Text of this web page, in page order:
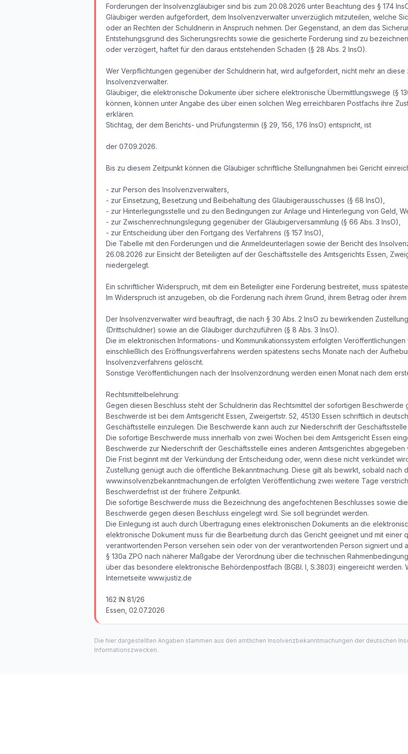
Forderungen der Insolvenzgläubiger sind bis zum 20.08.2026 unter Beachtung des § 174
Gläubiger werden aufgefordert, dem Insolvenzverwalter unverzüglich mitzuteilen, welche
oder an Rechten der Schuldnerin in Anspruch nehmen. Der Gegenstand, an dem das
Entstehungsgrund des Sicherungsrechts sowie die gesicherte Forderung sind zu
oder verzögert, haftet für den daraus entstehenden Schaden (§ 28 Abs. 2 InsO).
Wer Verpflichtungen gegenüber der Schuldnerin hat, wird aufgefordert, nicht mehr an
Insolvenzverwalter.
Gläubiger, die elektronische Dokumente über sichere elektronische Übermittlungswege (§
können, können unter Angabe des über einen solchen Weg erreichbaren Postfachs ihre
erklären.
Stichtag, der dem Berichts- und Prüfungstermin (§ 29, 156, 176 InsO) entspricht, ist
der 07.09.2026.
Bis zu diesem Zeitpunkt können die Gläubiger schriftliche Stellungnahmen bei Gericht
- zur Person des Insolvenzverwalters,
- zur Einsetzung, Besetzung und Beibehaltung des Gläubigerausschusses (§ 68 InsO),
- zur Hinterlegungsstelle und zu den Bedingungen zur Anlage und Hinterlegung von Geld,
- zur Zwischenrechnungslegung gegenüber der Gläubigerversammlung (§ 66 Abs. 3 InsO),
- zur Entscheidung über den Fortgang des Verfahrens (§ 157 InsO),
Die Tabelle mit den Forderungen und die Anmeldeunterlagen sowie der Bericht des
26.08.2026 zur Einsicht der Beteiligten auf der Geschäftsstelle des Amtsgerichts Essen,
niedergelegt.
Ein schriftlicher Widerspruch, mit dem ein Beteiligter eine Forderung bestreitet, muss
Im Widerspruch ist anzugeben, ob die Forderung nach ihrem Grund, ihrem Betrag oder
Der Insolvenzverwalter wird beauftragt, die nach § 30 Abs. 2 InsO zu bewirkenden
(Drittschuldner) sowie an die Gläubiger durchzuführen (§ 8 Abs. 3 InsO).
Die im elektronischen Informations- und Kommunikationssystem erfolgten
einschließlich des Eröffnungsverfahrens werden spätestens sechs Monate nach der
Insolvenzverfahrens gelöscht.
Sonstige Veröffentlichungen nach der Insolvenzordnung werden einen Monat nach dem
Rechtsmittelbelehrung:
Gegen diesen Beschluss steht der Schuldnerin das Rechtsmittel der sofortigen Beschwerde
Beschwerde ist bei dem Amtsgericht Essen, Zweigertstr. 52, 45130 Essen schriftlich in
Geschäftsstelle einzulegen. Die Beschwerde kann auch zur Niederschrift der
Die sofortige Beschwerde muss innerhalb von zwei Wochen bei dem Amtsgericht Essen
Beschwerde zur Niederschrift der Geschäftsstelle eines anderen Amtsgerichtes abgegeben
Die Frist beginnt mit der Verkündung der Entscheidung oder, wenn diese nicht verkündet
Zustellung genügt auch die öffentliche Bekanntmachung. Diese gilt als bewirkt, sobald nach
www.insolvenzbekanntmachungen.de erfolgten Veröffentlichung zwei weitere Tage
Beschwerdefrist ist der frühere Zeitpunkt.
Die sofortige Beschwerde muss die Bezeichnung des angefochtenen Beschlusses sowie
Beschwerde gegen diesen Beschluss eingelegt wird. Sie soll begründet werden.
Die Einlegung ist auch durch Übertragung eines elektronischen Dokuments an die
elektronische Dokument muss für die Bearbeitung durch das Gericht geeignet und mit einer
verantwortenden Person versehen sein oder von der verantwortenden Person signiert und
§ 130a ZPO nach näherer Maßgabe der Verordnung über die technischen
über das besondere elektronische Behördenpostfach (BGBl. I, S.3803) eingereicht werden.
Internetseite www.justiz.de
162 IN 81/26
Essen, 02.07.2026
Die hier dargestellten Angaben stammen aus den amtlichen Insolvenzbekanntmachungen der deutschen
Informationszwecken.